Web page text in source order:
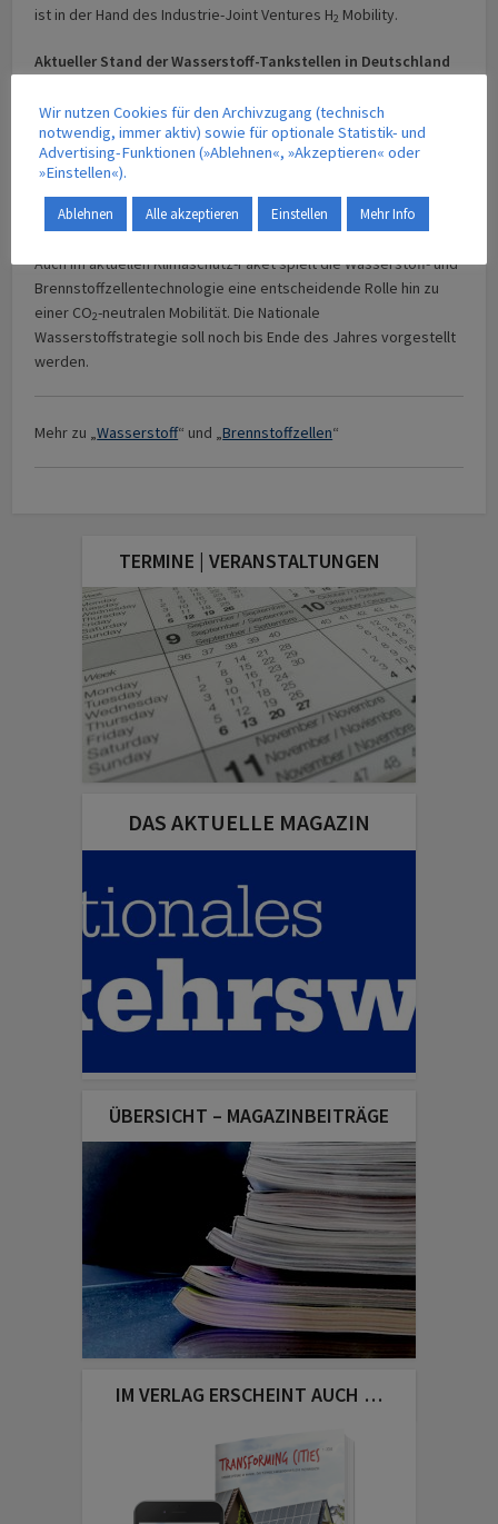
ist in der Hand des Industrie-Joint Ventures H2 Mobility.
Aktueller Stand der Wasserstoff-Tankstellen in Deutschland
75 in Betrieb
6 Fertiggestellt
3 in Genehmigung
15 in Planung
Auch im aktuellen Klimaschutz-Paket spielt die Wasserstoff- und
Brennstoffzellentechnologie eine entscheidende Rolle hin zu
einer CO2-neutralen Mobilität. Die Nationale
Wasserstoffstrategie soll noch bis Ende des Jahres vorgestellt
werden.
Mehr zu „Wasserstoff“ und „Brennstoffzellen“
TERMINE | VERANSTALTUNGEN
DAS AKTUELLE MAGAZIN
ÜBERSICHT – MAGAZINBEITRÄGE
IM VERLAG ERSCHEINT AUCH …
Wir nutzen Cookies für den Archivzugang (technisch
notwendig, immer aktiv) sowie für optionale Statistik- und
Advertising-Funktionen (»Ablehnen«, »Akzeptieren« oder
»Einstellen«).
Ablehnen Alle akzeptieren Einstellen Mehr Info